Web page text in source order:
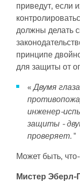
приведут, если
должны делать
принципе
для защиты от
«Двумя
инженер-
защиты -
проверяет. "
Может быть,
Мистер Эберл-